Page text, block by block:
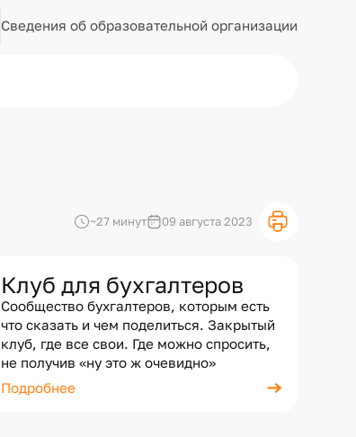
Сведения об образовательной организации
~27 минут 09 августа 2023
Клуб для бухгалтеров
Сообщество бухгалтеров, которым есть
что сказать и чем поделиться. Закрытый
клуб, где все свои. Где можно спросить,
не получив «ну это ж очевидно»
Подробнее